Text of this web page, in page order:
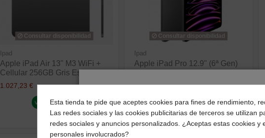
Consultar disponibilidad
Ipad
Apple iPad Air 13" M3 WiFi +
Cellular 256GB Gris Espacial
1.027,23 €
ver producto
Consultar disponibilidad
Ipad
Apple iPad Pro 12.9" (6ª Gen)
1.066,99 €
ver producto
¿Dónde deseas recibir tu
Selecciona tu ubicación para mostrarte los
impuestos correctos para tu región.
Esta tienda te pide que aceptes cookies para fines de rendimiento,
Las redes sociales y las cookies publicitarias de terceros se utilizan
redes sociales y anuncios personalizados. ¿Aceptas estas cookies y
personales involucrados?